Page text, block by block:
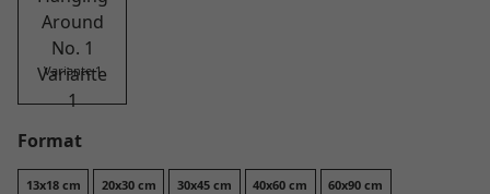
Variante 1
Format
13x18 cm 20x30 cm 30x45 cm 40x60 cm 60x90 cm